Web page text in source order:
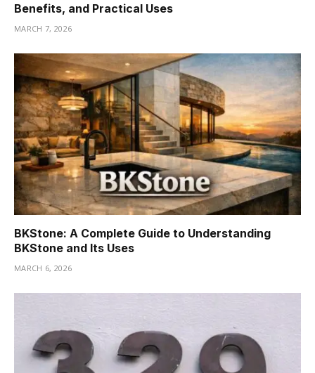
Benefits, and Practical Uses
MARCH 7, 2026
BKStone: A Complete Guide to Understanding
BKStone and Its Uses
MARCH 6, 2026